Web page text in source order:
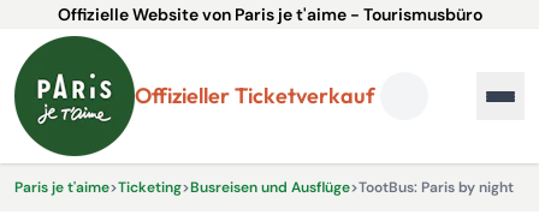
Offizielle Website von Paris je t'aime - Tourismusbüro
Offizieller Ticketverkauf
Paris je t'aime>Ticketing>Busreisen und Ausflüge>TootBus: Paris by night